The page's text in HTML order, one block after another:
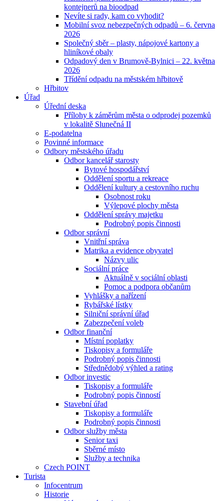
kontejnerů na bioodpad
Nevíte si rady, kam co vyhodit?
Mobilní svoz nebezpečných odpadů – 6. června
2026
Společný sběr – plasty, nápojové kartony a
hliníkové obaly
Odpadový den v Brumově-Bylnici – 22. května
2026
Třídění odpadu na městském hřbitově
Hřbitov
Úřad
Úřední deska
Přílohy k záměrům města o odprodej pozemků
v lokalitě Slunečná II
E-podatelna
Povinné informace
Odbory městského úřadu
Odbor kancelář starosty
Bytové hospodářství
Oddělení sportu a rekreace
Oddělení kultury a cestovního ruchu
Osobnost roku
Výlepové plochy města
Oddělení správy majetku
Podrobný popis činnosti
Odbor správní
Vnitřní správa
Matrika a evidence obyvatel
Názvy ulic
Sociální práce
Aktuálně v sociální oblasti
Pomoc a podpora občanům
Vyhlášky a nařízení
Rybářské lístky
Silniční správní úřad
Zabezpečení voleb
Odbor finanční
Místní poplatky
Tiskopisy a formuláře
Podrobný popis činnosti
Střednědobý výhled a rating
Odbor investic
Tiskopisy a formuláře
Podrobný popis činností
Stavební úřad
Tiskopisy a formuláře
Podrobný popis činnosti
Odbor služby města
Senior taxi
Sběrné místo
Služby a technika
Czech POINT
Turista
Infocentrum
Historie